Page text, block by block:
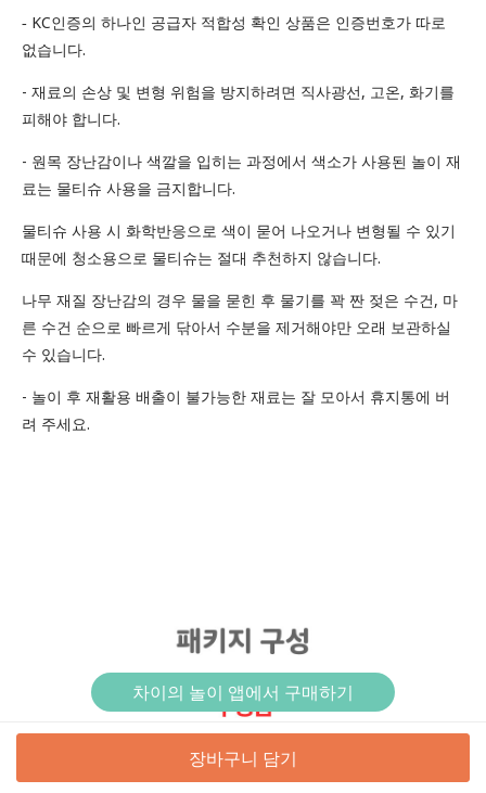
‐ KC인증의 하나인 공급자 적합성 확인 상품은 인증번호가 따로
없습니다.
- 재료의 손상 및 변형 위험을 방지하려면 직사광선, 고온, 화기를
피해야 합니다.
- 원목 장난감이나 색깔을 입히는 과정에서 색소가 사용된 놀이 재
료는 물티슈 사용을 금지합니다.
물티슈 사용 시 화학반응으로 색이 묻어 나오거나 변형될 수 있기
때문에 청소용으로 물티슈는 절대 추천하지 않습니다.
나무 재질 장난감의 경우 물을 묻힌 후 물기를 꽉 짠 젖은 수건, 마
른 수건 순으로 빠르게 닦아서 수분을 제거해야만 오래 보관하실
수 있습니다.
- 놀이 후 재활용 배출이 불가능한 재료는 잘 모아서 휴지통에 버
려 주세요.
장바구니 담기
차이의 놀이 앱에서 구매하기